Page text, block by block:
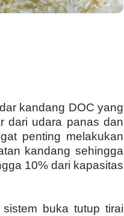
kandang DOC yang
dari udara panas dan
penting melakukan
kandang sehingga
10% dari kapasitas
buka tutup tirai